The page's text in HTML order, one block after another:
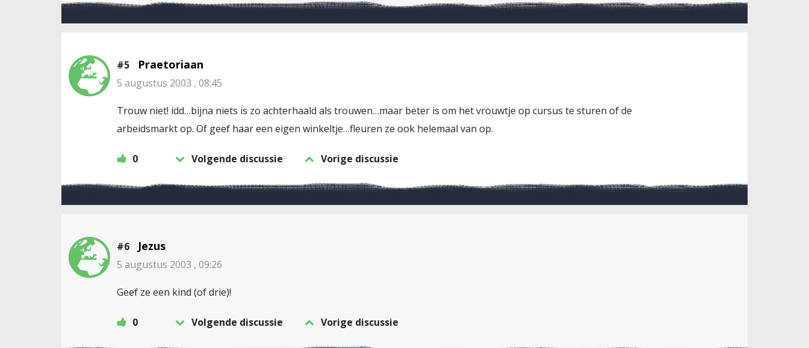
#5 Praetoriaan
5 augustus 2003 , 08:45
Trouw niet! idd…bijna niets is zo achterhaald als trouwen…maar beter is om het vrouwtje op cursus te sturen of de
arbeidsmarkt op. Of geef haar een eigen winkeltje…fleuren ze ook helemaal van op.
0 Volgende discussie Vorige discussie
#6 Jezus
5 augustus 2003 , 09:26
Geef ze een kind (of drie)!
0 Volgende discussie Vorige discussie